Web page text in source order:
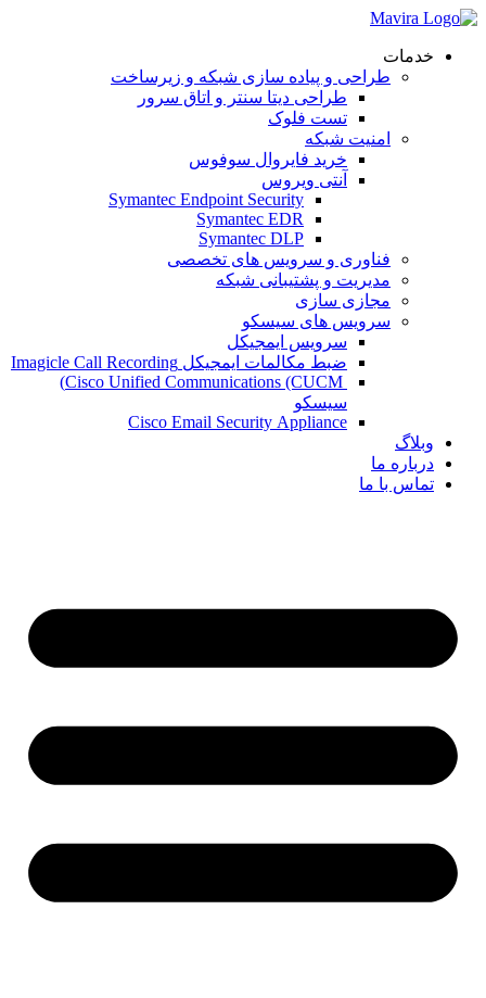
خدمات
طراحی و پیاده سازی شبکه و زیرساخت
طراحی دیتا سنتر و اتاق سرور
تست فلوک
امنیت شبکه
خرید فایروال سوفوس
آنتی ویروس
Symantec Endpoint Security
Symantec EDR
Symantec DLP
فناوری و سرویس های تخصصی
مدیریت و پشتیبانی شبکه
مجازی سازی
سرویس های سیسکو
سرویس ایمجیکل
ضبط مکالمات ایمجیکل Imagicle Call Recording
Cisco Unified Communications (CUCM)
سیسکو
Cisco Email Security Appliance
وبلاگ
درباره ما
تماس با ما